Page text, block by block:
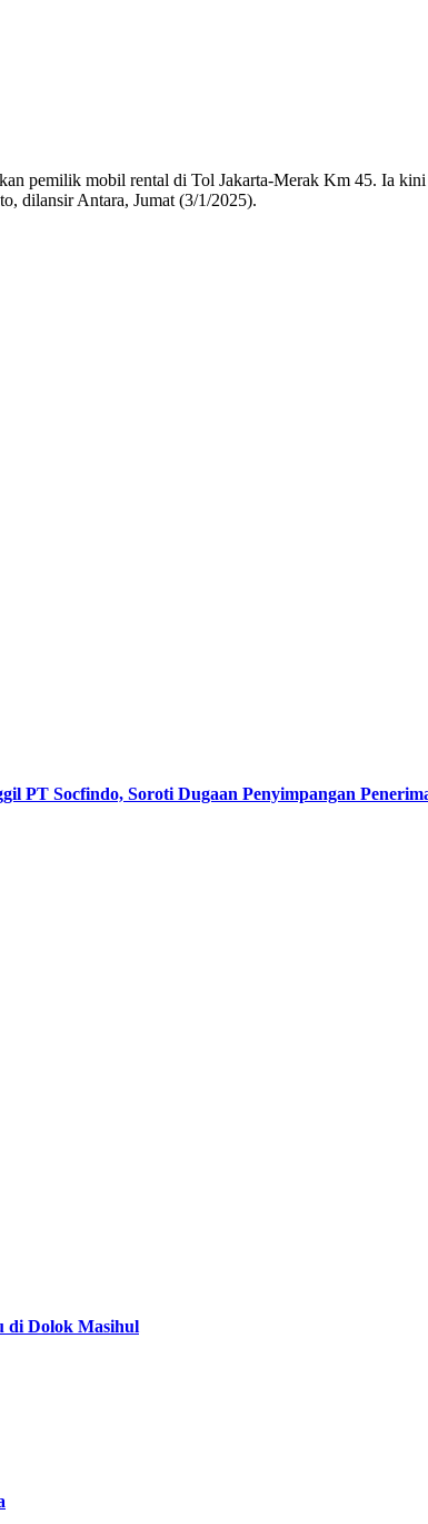
pemilik mobil rental di Tol Jakarta-Merak Km 45. Ia
dilansir Antara, Jumat (3/1/2025).
PT Socfindo, Soroti Dugaan Penyimpangan
di Dolok Masihul